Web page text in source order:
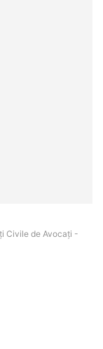
Civile de Avocați -